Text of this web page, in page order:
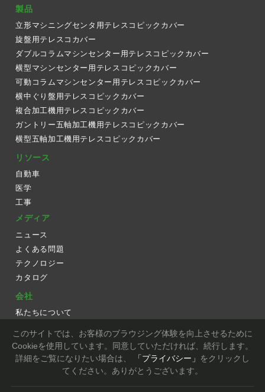
製品
立形マシニングセンタ用テレスコピックカバー
旋盤用テレスコカバー
ダブルコラムマシンセンター用テレスコピックカバー
横型マシンセンター用テレスコピックカバー
可動コラムマシンセンター用テレスコピックカバー
横中ぐり盤用テレスコピックカバー
複合加工機用テレスコピックカバー
ガントリー五軸加工機用テレスコピックカバー
横型五軸加工機用テレスコピックカバー
リソース
自動車
医学
工事
メディア
ニュース
よくある問題
テクノロジー
カタログ
会社
私たちについて
装置
お問い合わせ
このサイトでは、お客様のブラウジング体験を向上させるために
Cookieを使用しています。同意していただければ、続行します。
詳細をご覧になりたい場合は、
「プライバシー」
をクリックし
てください。ありがとうございます。